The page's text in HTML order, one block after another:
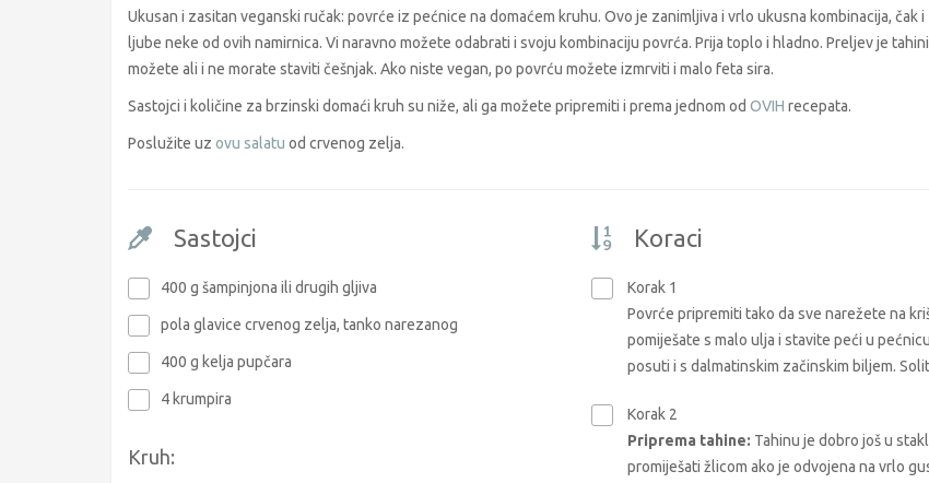
Ukusan i zasitan veganski ručak: povrće iz pećnice na domaćem kruhu. Ovo je zanimljiva i vrlo ukusna kombinacija, čak i
ljube neke od ovih namirnica. Vi naravno možete odabrati i svoju kombinaciju povrća. Prija toplo i hladno. Preljev je
možete ali i ne morate staviti češnjak. Ako niste vegan, po povrću možete izmrviti i malo feta sira.
Sastojci i količine za brzinski domaći kruh su niže, ali ga možete pripremiti i prema jednom od OVIH recepata.
Poslužite uz ovu salatu od crvenog zelja.
Sastojci
400 g šampinjona ili drugih gljiva
pola glavice crvenog zelja, tanko narezanog
400 g kelja pupčara
4 krumpira
Kruh:
Koraci
Korak 1
Povrće pripremiti tako da sve narežete na
pomiješate s malo ulja i stavite peći u
posuti i s dalmatinskim začinskim biljem.
Korak 2
Priprema tahine: Tahinu je dobro još u
promiješati žlicom ako je odvojena na vrlo